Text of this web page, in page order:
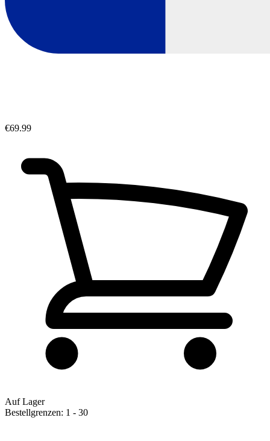
€69.99
Auf Lager
Bestellgrenzen: 1 - 30